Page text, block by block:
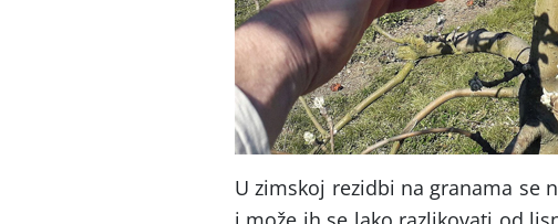
U zimskoj rezidbi na granama se